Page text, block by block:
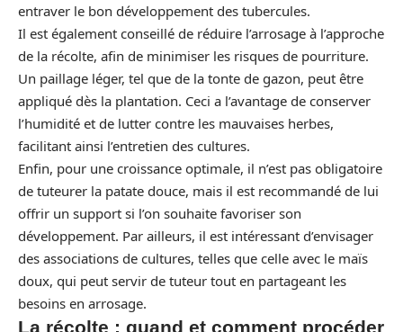
entraver le bon développement des tubercules.
Il est également conseillé de réduire l’arrosage à l’approche
de la récolte, afin de minimiser les risques de pourriture.
Un paillage léger, tel que de la tonte de gazon, peut être
appliqué dès la plantation. Ceci a l’avantage de conserver
l’humidité et de lutter contre les mauvaises herbes,
facilitant ainsi l’entretien des cultures.
Enfin, pour une croissance optimale, il n’est pas obligatoire
de tuteurer la patate douce, mais il est recommandé de lui
offrir un support si l’on souhaite favoriser son
développement. Par ailleurs, il est intéressant d’envisager
des associations de cultures, telles que celle avec le maïs
doux, qui peut servir de tuteur tout en partageant les
besoins en arrosage.
La récolte : quand et comment procéder